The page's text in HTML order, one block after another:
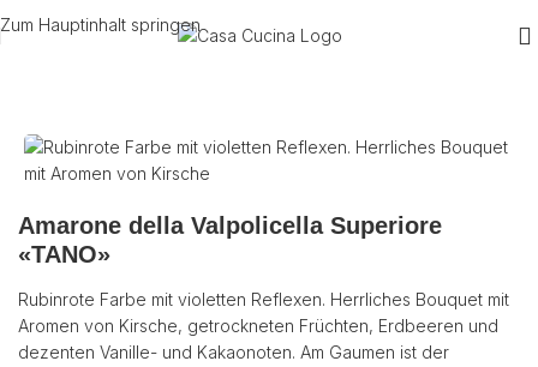
Zum Hauptinhalt springen
Amarone della Valpolicella Superiore
«TANO»
Rubinrote Farbe mit violetten Reflexen. Herrliches Bouquet mit
Aromen von Kirsche, getrockneten Früchten, Erdbeeren und
dezenten Vanille- und Kakaonoten. Am Gaumen ist der